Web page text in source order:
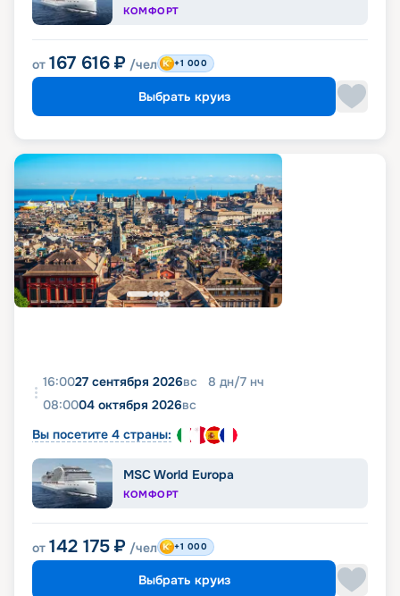
КОМФОРТ
от 167 616 ₽ /чел +1 000
Выбрать круиз
16:0027 сентября 2026вс 8 дн/7 нч
08:0004 октября 2026вс
Вы посетите 4 страны:
MSC World Europa
КОМФОРТ
от 142 175 ₽ /чел +1 000
Выбрать круиз